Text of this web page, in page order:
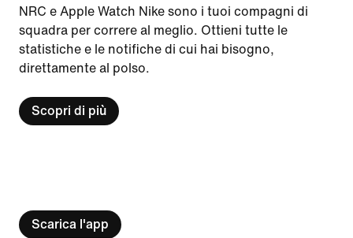
NRC e Apple Watch Nike sono i tuoi compagni di
squadra per correre al meglio. Ottieni tutte le
statistiche e le notifiche di cui hai bisogno,
direttamente al polso.
Scopri di più
Scarica l'app